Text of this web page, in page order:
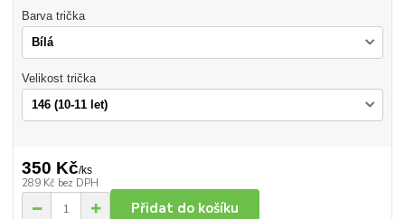
Barva trička
Velikost trička
350 Kč/ks
289 Kč bez DPH
Přidat do košíku